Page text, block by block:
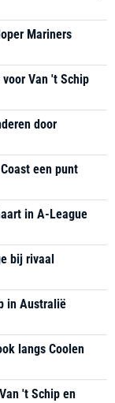
Mariners
Van 't Schip
door
een punt
in A-League
bij rivaal
in Australië
langs Coolen
't Schip en